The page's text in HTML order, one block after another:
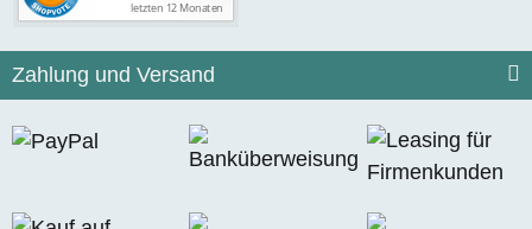
Zahlung und Versand